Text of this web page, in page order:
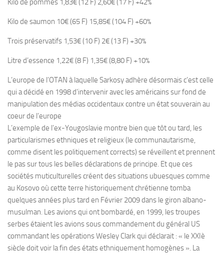
Kilo de pommes 1,83€ (12 F) 2,60€ (17 F) +42%
Kilo de saumon 10€ (65 F) 15,85€ (104 F) +60%
Trois préservatifs 1,53€ (10 F) 2€ (13 F) +30%
Litre d’essence 1,22€ (8 F) 1,35€ (8,80 F) +10%
L’europe de l’OTAN à laquelle Sarkosy adhère désormais c’est celle
qui a décidé en 1998 d’intervenir avec les américains sur fond de
manipulation des médias occidentaux contre un état souverain au
coeur de l’europe
L’exemple de l’ex-Yougoslavie montre bien que tôt ou tard, les
particularismes ethniques et religieux (le communautarisme,
comme disent les politiquement corrects) se réveillent et prennent
le pas sur tous les belles déclarations de principe. Et que ces
sociétés muticulturelles créent des situations ubuesques comme
au Kosovo où cette terre historiquement chrétienne tomba
quelques années plus tard en Février 2009 dans le giron albano-
musulman. Les avions qui ont bombardé, en 1999, les troupes
serbes étaient les avions sous commandement du général US
commandant les opérations Wesley Clark qui déclarait : « le XXIè
siècle doit voir la fin des états ethniquement homogènes ». La